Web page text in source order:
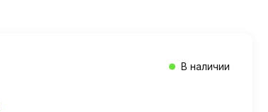
В наличии